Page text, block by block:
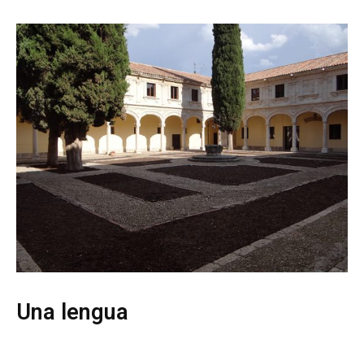
Una lengua